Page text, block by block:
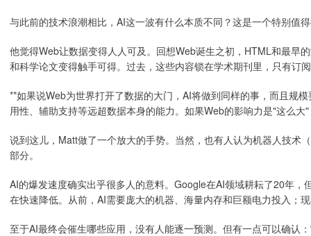
与此前的技术浪潮相比，AI这一波有什么本质不同？这是一个特别值
他觉得Web让数据变得人人可及。回想Web诞生之初，HTML和最早
和科学论文变得触手可得。过去，这些内容锁在学术期刊里，只有订
**如果说Web为世界打开了数据的大门，AI将做到同样的事，而且规
用性、辅助支持等远超数据本身的能力。如果Web的影响力是"这么大
说到这儿，Matt做了一个放大的手势。当然，也有人认为机器人技术
部分。
AI的爆发速度确实出乎很多人的意料。Google在AI领域耕耘了20年
在快速降低。从前，AI需要庞大的机器、海量内存和巨额电力投入；
至于AI最终会催生哪些应用，没有人能逐一预测。但有一点可以确认